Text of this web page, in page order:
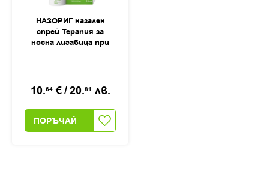
НАЗОРИГ назален
спрей Терапия за
носна лигавица при
10.64 €/20.81 лв.
ПОРЪЧАЙ